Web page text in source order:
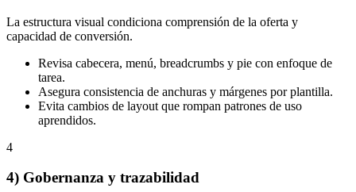
La estructura visual condiciona comprensión de la oferta y
capacidad de conversión.
Revisa cabecera, menú, breadcrumbs y pie con enfoque de
tarea.
Asegura consistencia de anchuras y márgenes por plantilla.
Evita cambios de layout que rompan patrones de uso
aprendidos.
4
4) Gobernanza y trazabilidad